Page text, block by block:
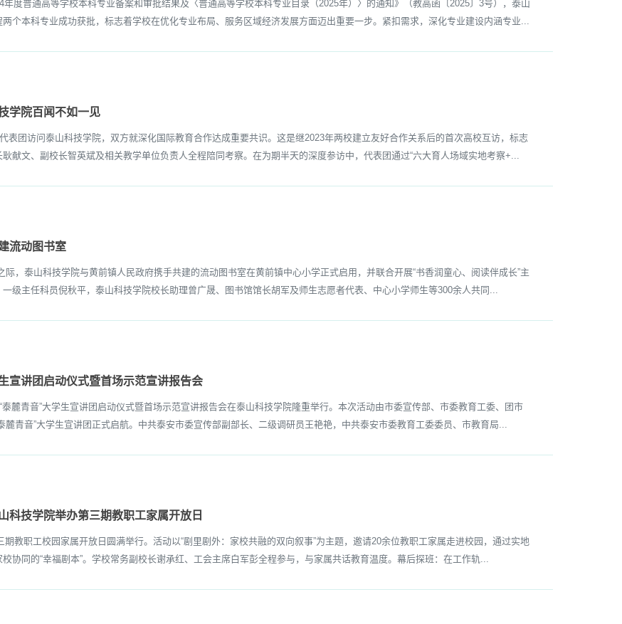
普通高等学校本科专业备案和审批结果及〈普通高等学校本科专业目录（2025年）〉的通知》（教高函〔2025〕3号），泰山
个本科专业成功获批，标志着学校在优化专业布局、服务区域经济发展方面迈出重要一步。紧扣需求，深化专业建设内涵专业...
学院百闻不如一见
团访问泰山科技学院，双方就深化国际教育合作达成重要共识。这是继2023年两校建立友好合作关系后的首次高校互访，标志
献文、副校长智英斌及相关教学单位负责人全程陪同考察。在为期半天的深度参访中，代表团通过“六大育人场域实地考察+...
流动图书室
，泰山科技学院与黄前镇人民政府携手共建的流动图书室在黄前镇中心小学正式启用，并联合开展“书香润童心、阅读伴成长”主
级主任科员倪秋平，泰山科技学院校长助理曾广晟、图书馆馆长胡军及师生志愿者代表、中心小学师生等300余人共同...
宣讲团启动仪式暨首场示范宣讲报告会
青音”大学生宣讲团启动仪式暨首场示范宣讲报告会在泰山科技学院隆重举行。本次活动由市委宣传部、市委教育工委、团市
麓青音”大学生宣讲团正式启航。中共泰安市委宣传部副部长、二级调研员王艳艳，中共泰安市委教育工委委员、市教育局...
科技学院举办第三期教职工家属开放日
教职工校园家属开放日圆满举行。活动以“剧里剧外：家校共融的双向叙事”为主题，邀请20余位教职工家属走进校园，通过实地
协同的“幸福剧本”。学校常务副校长谢承红、工会主席白军彭全程参与，与家属共话教育温度。幕后探班：在工作轨...